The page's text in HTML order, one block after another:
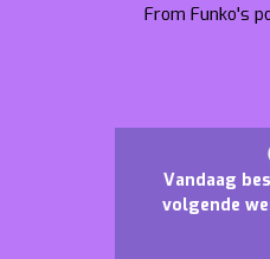
From Funko's
Vandaag
volgende